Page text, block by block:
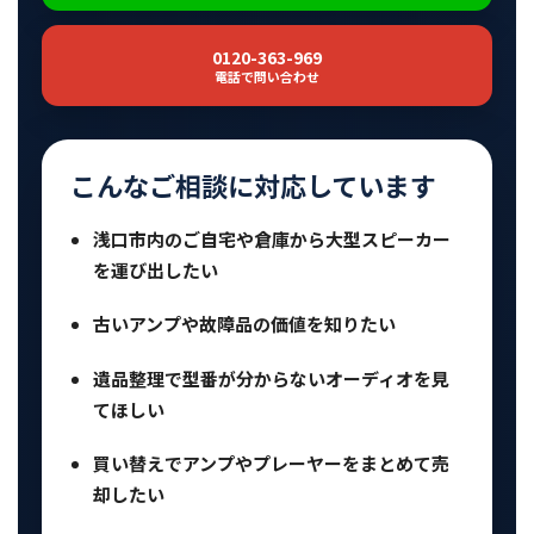
0120-363-969
電話で問い合わせ
こんなご相談に対応しています
浅口市内のご自宅や倉庫から大型スピーカー
を運び出したい
古いアンプや故障品の価値を知りたい
遺品整理で型番が分からないオーディオを見
てほしい
買い替えでアンプやプレーヤーをまとめて売
却したい